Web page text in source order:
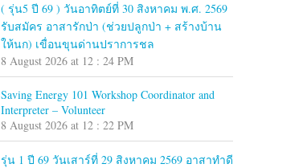
( รุ่น5 ปี 69 ) วันอาทิตย์ที่ 30 สิงหาคม พ.ศ. 2569
รับสมัคร อาสารักป่า (ช่วยปลูกป่า + สร้างบ้าน
ให้นก) เขื่อนขุนด่านปราการชล
8 August 2026 at 12 : 24 PM
Saving Energy 101 Workshop Coordinator and
Interpreter – Volunteer
8 August 2026 at 12 : 22 PM
รุ่น 1 ปี 69 วันเสาร์ที่ 29 สิงหาคม 2569 อาสาทำดี